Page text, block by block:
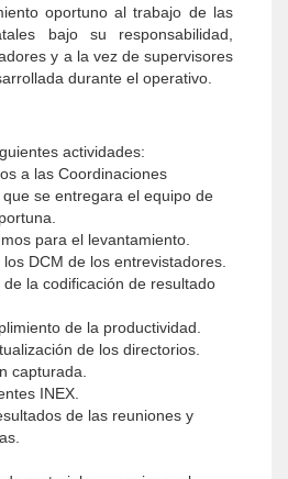
oportuno al trabajo de las
bajo su responsabilidad,
y a la vez de supervisores
durante el operativo.
actividades:
a las Coordinaciones
se entregara el equipo de
para el levantamiento.
DCM de los entrevistadores.
la codificación de resultado
de la productividad.
de los directorios.
capturada.
INEX.
de las reuniones y